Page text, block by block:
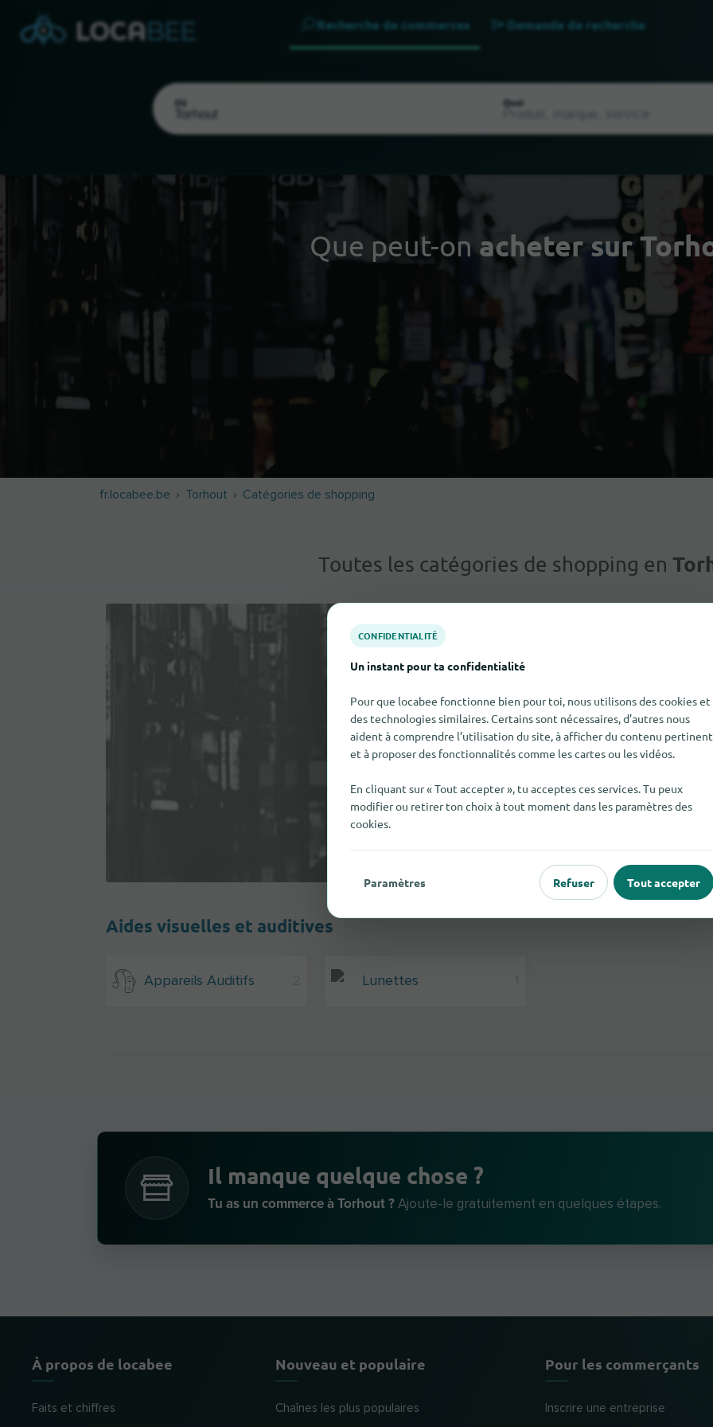
Recherche de commerces Demande de recherche
Où Quoi
Que peut-on acheter sur
fr.locabee.be Torhout Catégories de shopping
Toutes les catégories de shopping en
Aides visuelles et auditives
Appareils Auditifs Lunettes
Il manque quelque chose ?
Tu as un commerce à Torhout ? Ajoute-le gratuitement en quelques étapes.
À propos de locabee
Faits et chiffres
Nouveau et populaire
Chaînes les plus populaires
Pour les commerçants
Inscrire une entreprise
CONFIDENTIALITÉ
Un instant pour ta confidentialité
Pour que locabee fonctionne bien pour toi, nous utilisons des cookies et
des technologies similaires. Certains sont nécessaires, d’autres nous
aident à comprendre l’utilisation du site, à afficher du contenu pertinent
et à proposer des fonctionnalités comme les cartes ou les vidéos.
En cliquant sur « Tout accepter », tu acceptes ces services. Tu peux
modifier ou retirer ton choix à tout moment dans les paramètres des
cookies.
Paramètres Refuser Tout accepter